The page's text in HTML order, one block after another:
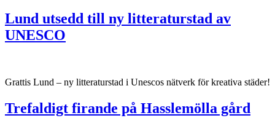
Lund utsedd till ny litteraturstad av
UNESCO
Grattis Lund – ny litteraturstad i Unescos nätverk för kreativa städer!
Trefaldigt firande på Hasslemölla gård